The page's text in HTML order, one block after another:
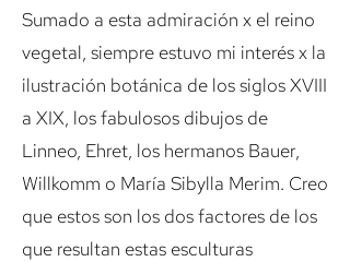
Sumado a esta admiración x el reino
vegetal, siempre estuvo mi interés x la
ilustración botánica de los siglos XVIII
a XIX, los fabulosos dibujos de
Linneo, Ehret, los hermanos Bauer,
Willkomm o María Sibylla Merim. Creo
que estos son los dos factores de los
que resultan estas esculturas